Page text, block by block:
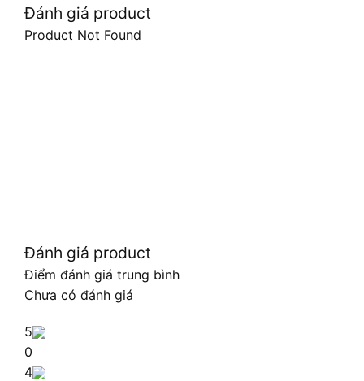
Đánh giá product
Product Not Found
Đánh giá product
Điểm đánh giá trung bình
Chưa có đánh giá
5
0
4